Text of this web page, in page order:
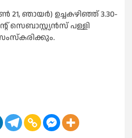
ഞായർ) ഉച്ചകഴിഞ്ഞ് 3.30-
സെബാസ്റ്റ്യൻസ് പള്ളി